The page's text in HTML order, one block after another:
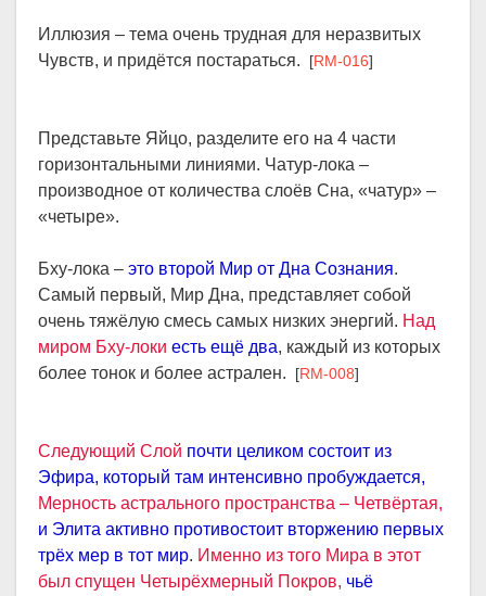
Иллюзия – тема очень трудная для неразвитых
Чувств, и придётся постараться. [RM-016]
Представьте Яйцо, разделите его на 4 части
горизонтальными линиями. Чатур-лока –
производное от количества слоёв Сна, «чатур» –
«четыре».
Бху-лока – это второй Мир от Дна Сознания.
Самый первый, Мир Дна, представляет собой
очень тяжёлую смесь самых низких энергий. Над
миром Бху-локи есть ещё два, каждый из которых
более тонок и более астрален. [RM-008]
Следующий Слой почти целиком состоит из
Эфира, который там интенсивно пробуждается,
Мерность астрального пространства – Четвёртая,
и Элита активно противостоит вторжению первых
трёх мер в тот мир. Именно из того Мира в этот
был спущен Четырёхмерный Покров, чьё